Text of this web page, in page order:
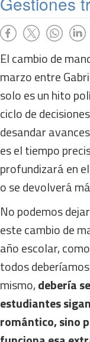
El cambio de
marzo entre
solo es un hito
ciclo de
desandar
es el tiempo
profundizará en
o se devolverá
No podemos
este cambio de
año escolar,
todos
mismo,debería
estudiantes
romántico, sino